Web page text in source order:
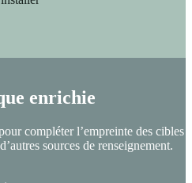
enrichie
compléter l’empreinte des cibles
sources de renseignement.